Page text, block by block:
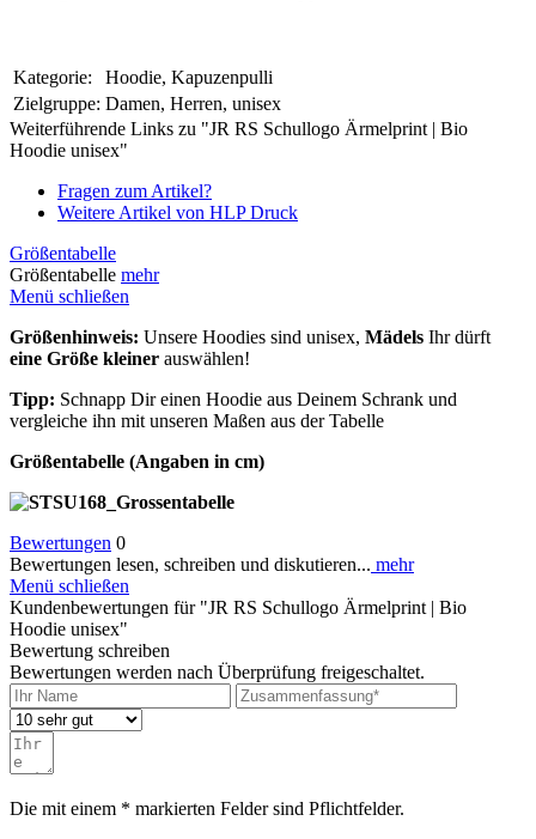
Kategorie:
Hoodie, Kapuzenpulli
Zielgruppe: Damen, Herren, unisex
Weiterführende Links zu "JR RS Schullogo Ärmelprint | Bio
Hoodie unisex"
Fragen zum Artikel?
Weitere Artikel von HLP Druck
Größentabelle
Größentabelle mehr
Menü schließen
Größenhinweis: Unsere Hoodies sind unisex, Mädels Ihr dürft
eine Größe kleiner auswählen!
Tipp: Schnapp Dir einen Hoodie aus Deinem Schrank und
vergleiche ihn mit unseren Maßen aus der Tabelle
Größentabelle (Angaben in cm)
Bewertungen 0
Bewertungen lesen, schreiben und diskutieren... mehr
Menü schließen
Kundenbewertungen für "JR RS Schullogo Ärmelprint | Bio
Hoodie unisex"
Bewertung schreiben
Bewertungen werden nach Überprüfung freigeschaltet.
Die mit einem * markierten Felder sind Pflichtfelder.